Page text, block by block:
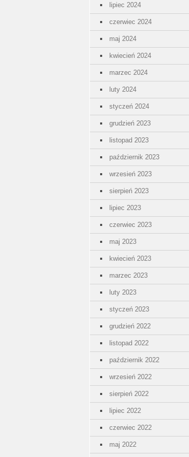
lipiec 2024
czerwiec 2024
maj 2024
kwiecień 2024
marzec 2024
luty 2024
styczeń 2024
grudzień 2023
listopad 2023
październik 2023
wrzesień 2023
sierpień 2023
lipiec 2023
czerwiec 2023
maj 2023
kwiecień 2023
marzec 2023
luty 2023
styczeń 2023
grudzień 2022
listopad 2022
październik 2022
wrzesień 2022
sierpień 2022
lipiec 2022
czerwiec 2022
maj 2022